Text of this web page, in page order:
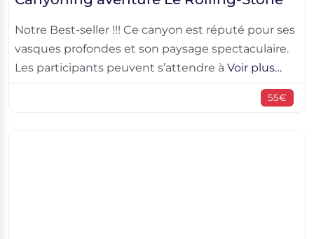
Notre Best-seller !!! Ce canyon est réputé pour ses
vasques profondes et son paysage spectaculaire.
Les participants peuvent s’attendre à Voir plus…
55€